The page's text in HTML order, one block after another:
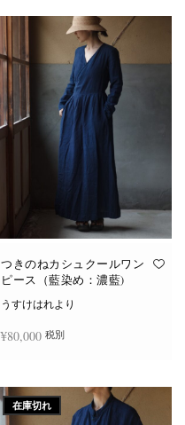
つきのねカシュクールワン
ピース（藍染め：濃藍)
うすけはれより
¥80,000 税別
在庫切れ